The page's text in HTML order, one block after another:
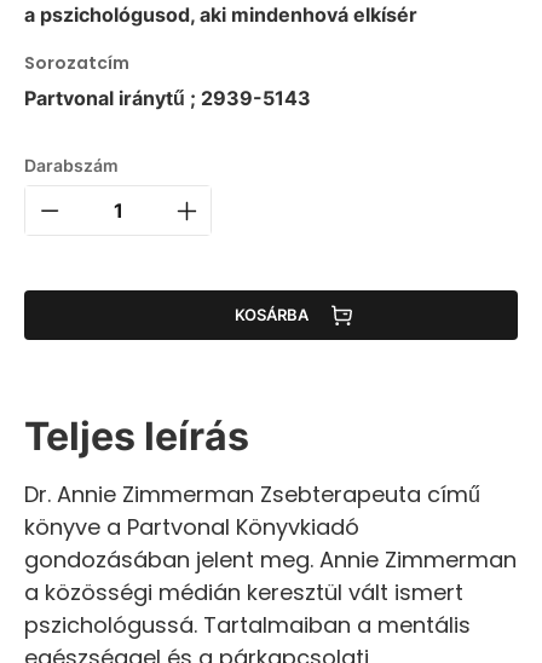
a pszichológusod, aki mindenhová elkísér
Sorozatcím
Partvonal iránytű ; 2939-5143
Darabszám
KOSÁRBA
Teljes leírás
Dr. Annie Zimmerman Zsebterapeuta című
könyve a Partvonal Könyvkiadó
gondozásában jelent meg. Annie Zimmerman
a közösségi médián keresztül vált ismert
pszichológussá. Tartalmaiban a mentális